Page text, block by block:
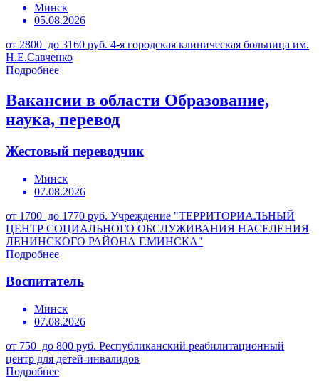
Минск
05.08.2026
от 2800 до 3160 руб. 4-я городская клиническая больница им.
Н.Е.Савченко
Подробнее
Вакансии в области Образование,
наука, перевод
Жестовый переводчик
Минск
07.08.2026
от 1700 до 1770 руб. Учреждение "ТЕРРИТОРИАЛЬНЫЙ
ЦЕНТР СОЦИАЛЬНОГО ОБСЛУЖИВАНИЯ НАСЕЛЕНИЯ
ЛЕНИНСКОГО РАЙОНА Г.МИНСКА"
Подробнее
Воспитатель
Минск
07.08.2026
от 750 до 800 руб. Республиканский реабилитационный
центр для детей-инвалидов
Подробнее